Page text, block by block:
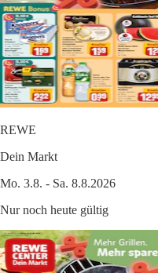
REWE
Dein Markt
Mo. 3.8. - Sa. 8.8.2026
Nur noch heute gültig